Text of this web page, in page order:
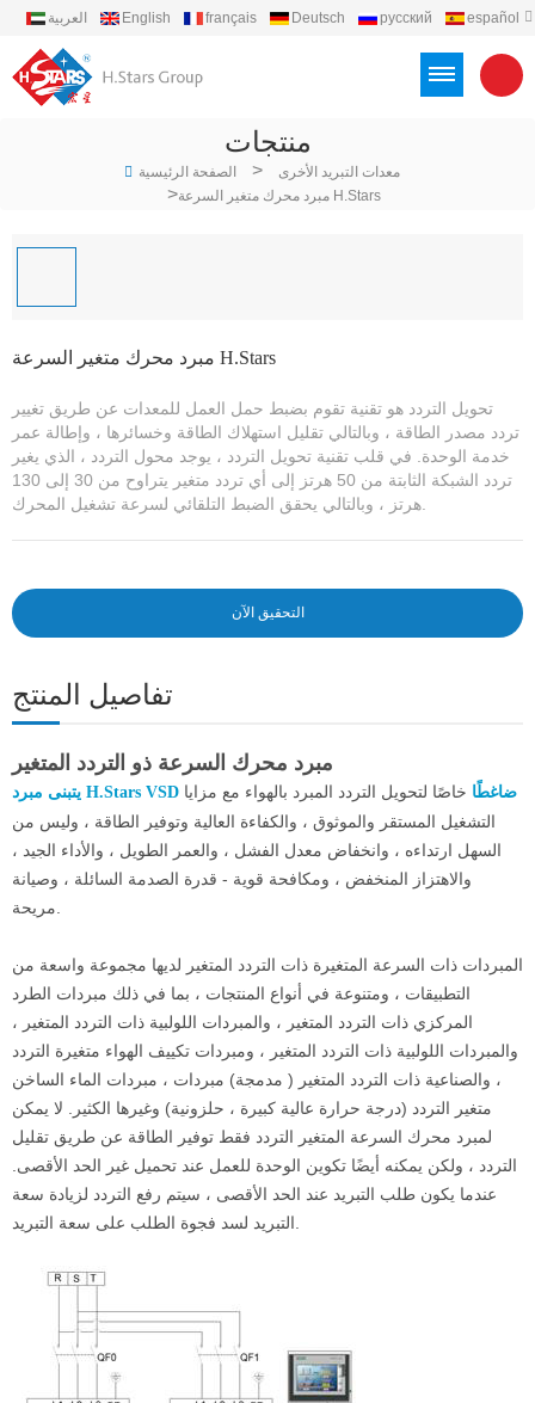
العربية English français Deutsch русский
español
منتجات
الصفحة الرئيسية > معدات التبريد الأخرى
> مبرد محرك متغير السرعة H.Stars
مبرد محرك متغير السرعة H.Stars
تحويل التردد هو تقنية تقوم بضبط حمل العمل للمعدات عن طريق تغيير
تردد مصدر الطاقة ، وبالتالي تقليل استهلاك الطاقة وخسائرها ، وإطالة عمر
خدمة الوحدة. في قلب تقنية تحويل التردد ، يوجد محول التردد ، الذي يغير
تردد الشبكة الثابتة من 50 هرتز إلى أي تردد متغير يتراوح من 30 إلى 130
التحقيق الآن
تفاصيل المنتج
مبرد محرك السرعة ذو التردد المتغير
يتبنى مبرد H.Stars VSD ضاغطًا خاصًا لتحويل التردد المبرد بالهواء مع مزايا
التشغيل المستقر والموثوق ، والكفاءة العالية وتوفير الطاقة ، وليس من
السهل ارتداءه ، وانخفاض معدل الفشل ، والعمر الطويل ، والأداء الجيد ،
والاهتزاز المنخفض ، ومكافحة قوية - قدرة الصدمة السائلة ، وصيانة
المبردات ذات السرعة المتغيرة ذات التردد المتغير لديها مجموعة واسعة من
التطبيقات ، ومتنوعة في أنواع المنتجات ، بما في ذلك مبردات الطرد
المركزي ذات التردد المتغير ، والمبردات اللولبية ذات التردد المتغير ،
والمبردات اللولبية ذات التردد المتغير ، ومبردات تكييف الهواء متغيرة التردد
، والصناعية ذات التردد المتغير ( مدمجة) مبردات ، مبردات الماء الساخن
متغير التردد (درجة حرارة عالية كبيرة ، حلزونية) وغيرها الكثير. لا يمكن
لمبرد محرك السرعة المتغير التردد فقط توفير الطاقة عن طريق تقليل
التردد ، ولكن يمكنه أيضًا تكوين الوحدة للعمل عند تحميل غير الحد الأقصى.
عندما يكون طلب التبريد عند الحد الأقصى ، سيتم رفع التردد لزيادة سعة